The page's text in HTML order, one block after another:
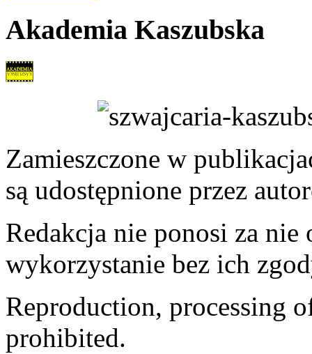
Akademia Kaszubska
Zamieszczone w
są udostępnione przez
Redakcja nie ponosi za
wykorzystanie bez ich
Reproduction, processing
prohibited.